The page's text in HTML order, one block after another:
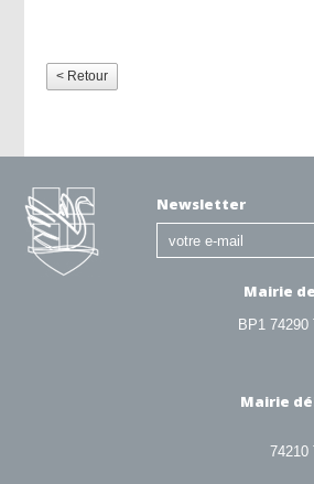
< Retour
Newsletter
Mairie
BP1 74290
Mairie
74210